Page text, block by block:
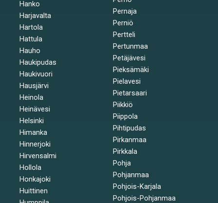
Hanko
Harjavalta
Hartola
Hattula
Hauho
Haukipudas
Haukivuori
Hausjärvi
Heinola
Heinävesi
Helsinki
Himanka
Hinnerjoki
Hirvensalmi
Hollola
Honkajoki
Huittinen
Pernaja
Perniö
Pertteli
Pertunmaa
Petäjävesi
Pieksämäki
Pielavesi
Pietarsaari
Piikkiö
Piippola
Pihtipudas
Pirkanmaa
Pirkkala
Pohja
Pohjanmaa
Pohjois-Karjala
Pohjois-Pohjanmaa